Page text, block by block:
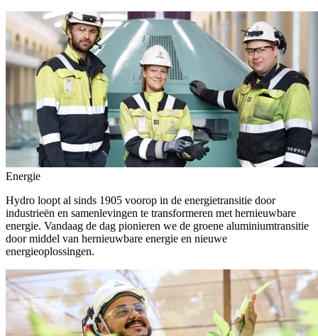
Energie
Hydro loopt al sinds 1905 voorop in de energietransitie door
industrieën en samenlevingen te transformeren met hernieuwbare
energie. Vandaag de dag pionieren we de groene aluminiumtransitie
door middel van hernieuwbare energie en nieuwe
energieoplossingen.